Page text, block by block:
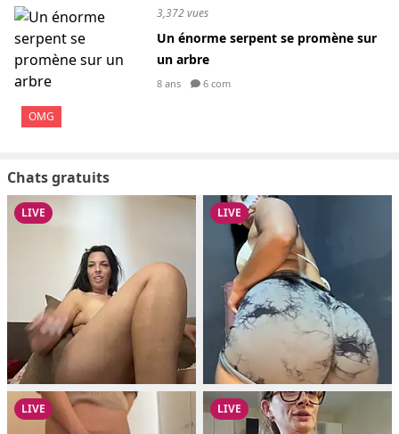
OMG
3,372 vues
Un énorme serpent se promène sur
un arbre
8 ans 6 com
Chats gratuits